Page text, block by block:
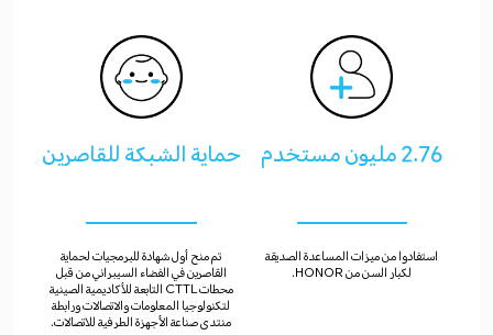
2.76 مليون مستخدم
استفادوا من ميزات المساعدة الصديقة
لكبار السن من HONOR.
حماية الشبكة للقاصرين
تم منح أول شهادة للبرمجيات لحماية
القاصرين في الفضاء السيبراني من قبل
محطات CTTL التابعة للأكاديمية الصينية
لتكنولوجيا المعلومات والاتصالات ورابطة
منتدى صناعة الأجهزة الطرفية للاتصالات.